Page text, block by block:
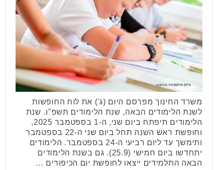
משרד החינוך מפרסם היום (ג') את לוח החופשות
לשנת הלימודים הבאה, שנת הלימודים תשפ"ו. שנת
הלימודים תיפתח ביום שני, ה-1 בספטמבר 2025,
וחופשת ראש השנה תחל ביום שני ה-22 בספטמבר
ותימשך עד ליום רביעי ה-24 בספטמבר. הלימודים
יתחדשו ביום חמישי (25.9). גם בשנת הלימודים
הבאה התלמידים ייצאו לחופשת יום הכיפורים …